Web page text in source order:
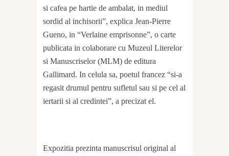
si cafea pe hartie de ambalat, in mediul
sordid al inchisorii”, explica Jean-Pierre
Gueno, in “Verlaine emprisonne”, o carte
publicata in colaborare cu Muzeul Literelor
si Manuscriselor (MLM) de editura
Gallimard. In celula sa, poetul francez “si-a
regasit drumul pentru sufletul sau si pe cel al
iertarii si al credintei”, a precizat el.
Expozitia prezinta manuscrisul original al